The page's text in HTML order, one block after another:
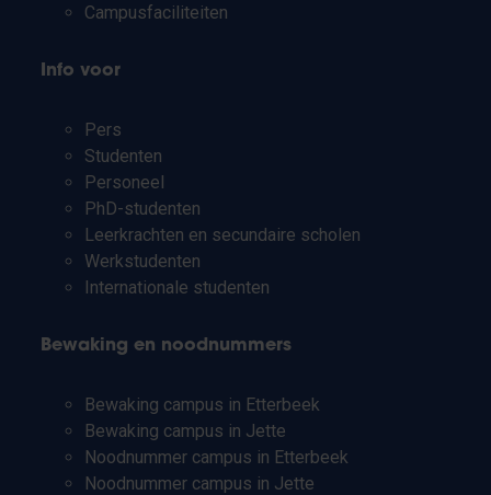
Campusfaciliteiten
Info voor
Pers
Studenten
Personeel
PhD-studenten
Leerkrachten en secundaire scholen
Werkstudenten
Internationale studenten
Bewaking en noodnummers
Bewaking campus in Etterbeek
Bewaking campus in Jette
Noodnummer campus in Etterbeek
Noodnummer campus in Jette